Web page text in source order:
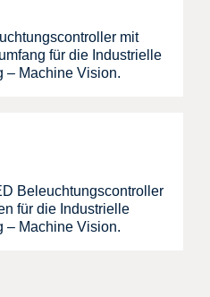
mit
für die Industrielle
– Machine Vision.
Beleuchtungscontroller
für die Industrielle
– Machine Vision.